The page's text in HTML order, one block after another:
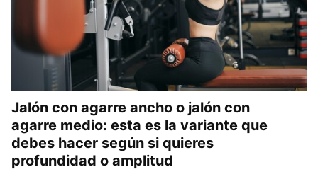
Jalón con agarre ancho o jalón con
agarre medio: esta es la variante que
debes hacer según si quieres
profundidad o amplitud